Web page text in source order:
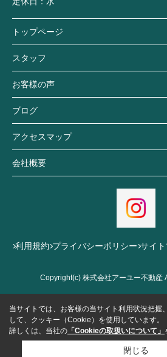
トップページ
スタッフ
お客様の声
ブログ
アクセスマップ
会社概要
利用規約 プライバシーポリシー サイ
Copyright(c) 株式会社アーユー不動産
当サイトでは、お客様の当サイト利用状況把握
して、クッキー（Cookie）を使用しています。
詳しくは、当社の 「Cookieの取扱いについて」
閉じる